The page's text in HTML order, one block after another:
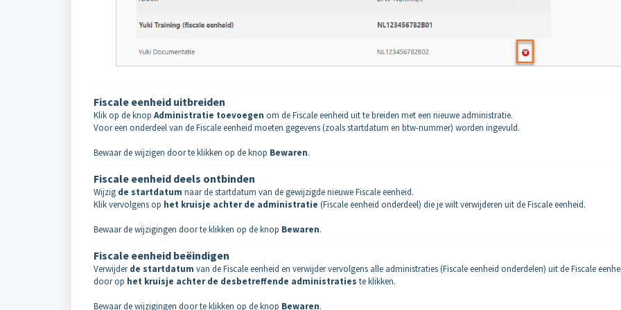
Fiscale eenheid uitbreiden
Klik op de knop Administratie toevoegen om de Fiscale eenheid uit te breiden met een nieuwe administratie.
Voor een onderdeel van de Fiscale eenheid moeten gegevens (zoals startdatum en btw-nummer) worden ingevuld.
Bewaar de wijzigen door te klikken op de knop Bewaren.
Fiscale eenheid deels ontbinden
Wijzig de startdatum naar de startdatum van de gewijzigde nieuwe Fiscale eenheid.
Klik vervolgens op het kruisje achter de administratie (Fiscale eenheid onderdeel) die je wilt verwijderen uit de Fiscale eenheid.
Bewaar de wijzigingen door te klikken op de knop Bewaren.
Fiscale eenheid beëindigen
Verwijderde startdatum van de Fiscale eenheid en verwijder vervolgens alle administraties (Fiscale eenheid onderdelen) uit de Fiscale
door op het kruisje achter de desbetreffende administraties te klikken.
Bewaar de wijzigingen door te klikken op de knop Bewaren.